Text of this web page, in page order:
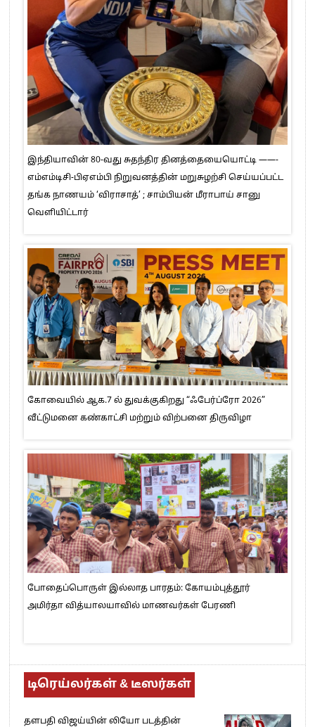
இந்தியாவின் 80-வது சுதந்திர தினத்தையையொட்டி ——-
எம்எம்டிசி-பிஏஎம்பி நிறுவனத்தின் மறுசுழற்சி செய்யப்பட்ட
தங்க நாணயம் ‘விராசாத்’ ; சாம்பியன் மீராபாய் சானு
வெளியிட்டார்
கோவையில் ஆக.7 ல் துவக்குகிறது “ஃபேர்ப்ரோ 2026”
வீட்டுமனை கண்காட்சி மற்றும் விற்பனை திருவிழா
போதைப்பொருள் இல்லாத பாரதம்: கோயம்புத்தூர்
அமிர்தா வித்யாலயாவில் மாணவர்கள் பேரணி
டிரெய்லர்கள் & டீஸர்கள்
தளபதி விஜய்யின் லியோ படத்தின்